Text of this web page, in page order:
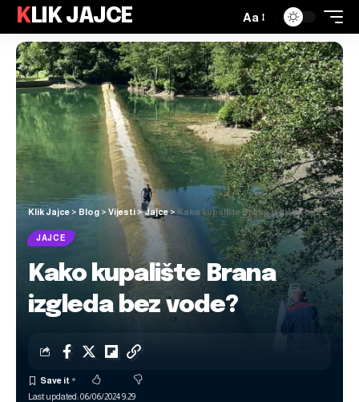
KLIK JAJCE Aa
Klik Jajce > Blog > Vijesti>Jajce> Kako kupalište Brana izgleda bez vode?
JAJCE
Kako kupalište Brana
izgleda bez vode?
Last updated: 06/06/2024 9:29